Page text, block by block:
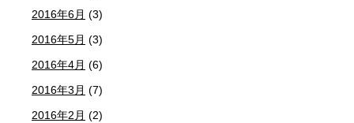
2016年6月 (3)
2016年5月 (3)
2016年4月 (6)
2016年3月 (7)
2016年2月 (2)